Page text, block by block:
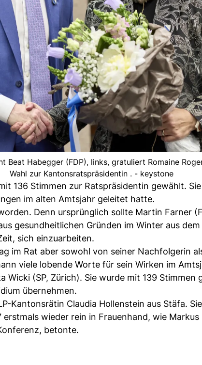
Beat Habegger (FDP), links, gratuliert Romaine
Wahl zur Kantonsratspräsidentin . - keystone
136 Stimmen zur Ratspräsidentin gewählt.
im alten Amtsjahr geleitet hatte.
Denn ursprünglich sollte Martin Farner
gesundheitlichen Gründen im Winter aus
sich einzuarbeiten.
im Rat aber sowohl von seiner Nachfolgerin
viele lobende Worte für sein Wirken im
Wicki (SP, Zürich). Sie wurde mit 139 Stimmen
übernehmen.
Kantonsrätin Claudia Hollenstein aus Stäfa.
wieder rein in Frauenhand, wie Markus
betonte.